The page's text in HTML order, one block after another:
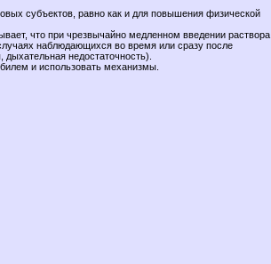
субъектов, равно как и для повышения физической
что при чрезвычайно медленном введении раствора
наблюдающихся во время или сразу после
недостаточность).
и использовать механизмы.